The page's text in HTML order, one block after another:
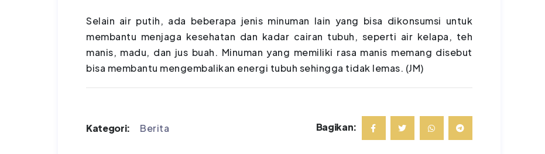
Selain air putih, ada beberapa jenis minuman lain yang bisa dikonsumsi untuk
membantu menjaga kesehatan dan kadar cairan tubuh, seperti air kelapa, teh
manis, madu, dan jus buah. Minuman yang memiliki rasa manis memang disebut
bisa membantu mengembalikan energi tubuh sehingga tidak lemas. (JM)
Kategori: Berita Bagikan: